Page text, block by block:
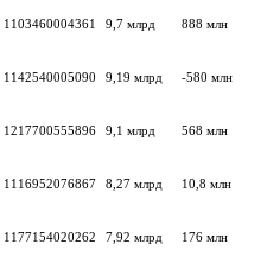
1103460004361 9,7 млрд 888 млн
1142540005090 9,19 млрд -580 млн
1217700555896 9,1 млрд 568 млн
1116952076867 8,27 млрд 10,8 млн
1177154020262 7,92 млрд 176 млн